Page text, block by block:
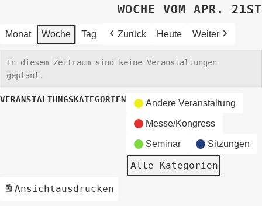
WOCHE VOM APR. 21ST
Monat Woche Tag Zurück Heute Weiter
In diesem Zeitraum sind keine Veranstaltungen
geplant.
VERANSTALTUNGSKATEGORIEN Andere Veranstaltung
Messe/Kongress
Seminar Sitzungen
Alle Kategorien
Ansichtausdrucken